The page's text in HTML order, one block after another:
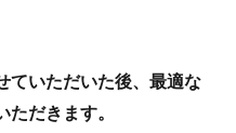
ていただいた後、最適な
だきます。